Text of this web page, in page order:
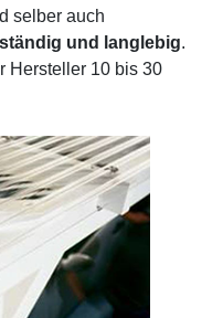
selber auch
und langlebig.
Hersteller 10 bis 30